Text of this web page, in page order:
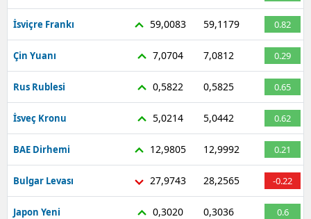
İsviçre Frankı 59,0083 59,1179 0.82
Çin Yuanı 7,0704 7,0812 0.29
Rus Rublesi 0,5822 0,5825 0.65
İsveç Kronu 5,0214 5,0442 0.62
BAE Dirhemi 12,9805 12,9992 0.21
Bulgar Levası 27,9743 28,2565 -0.22
Japon Yeni 0,3020 0,3036 0.6